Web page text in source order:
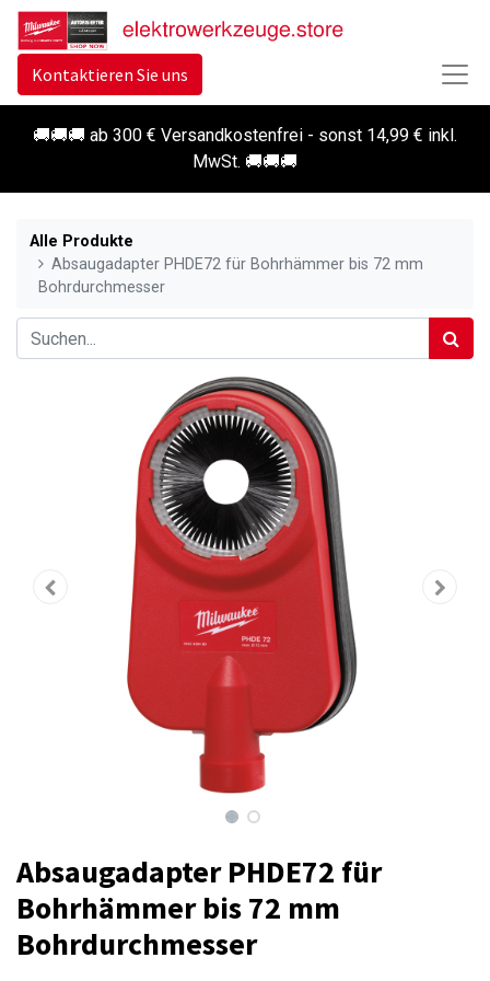
Kontaktieren Sie uns
🚚🚚🚚 ab 300 € Versandkostenfrei - sonst 14,99 € inkl.
MwSt. 🚚🚚🚚
Alle Produkte
Absaugadapter PHDE72 für Bohrhämmer bis 72 mm
Bohrdurchmesser
Absaugadapter PHDE72 für
Bohrhämmer bis 72 mm
Bohrdurchmesser